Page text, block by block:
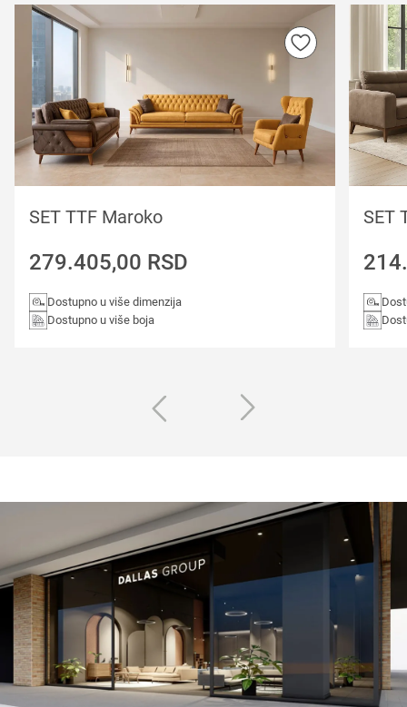
SET TTF Maroko
279.405,00 RSD
Dostupno u više dimenzija
Dostupno u više boja
SET